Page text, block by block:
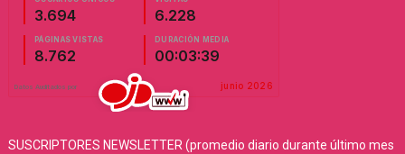
SUSCRIPTORES NEWSLETTER (promedio diario durante último mes